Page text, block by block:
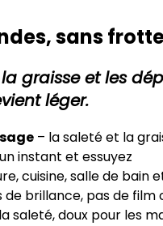
sans
graisse et les
léger.
– la saleté et la
instant et essuyez
cuisine, salle de bain
de brillance, pas de film
saleté, doux pour les